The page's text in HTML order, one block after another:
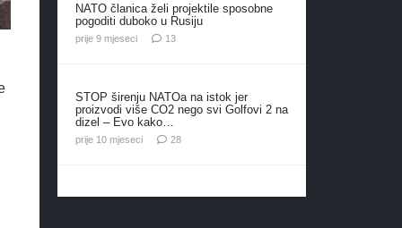
NATO članica želi projektile sposobne
pogoditi duboko u Rusiju
prije 9 mjeseci 13komentara
STOP širenju NATOa na istok jer
proizvodi više CO2 nego svi Golfovi 2 na
dizel – Evo kako…
prije 10 mjeseci 28komentara